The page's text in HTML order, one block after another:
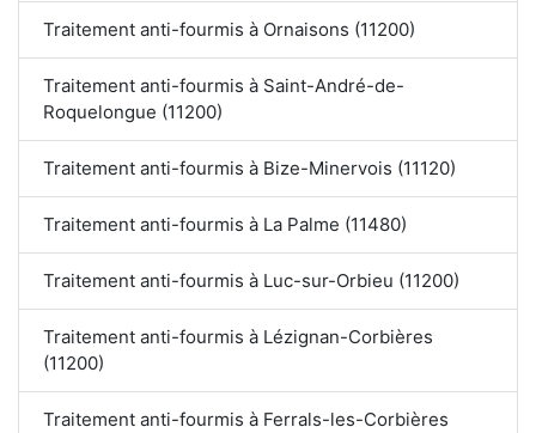
Traitement anti-fourmis à Ornaisons (11200)
Traitement anti-fourmis à Saint-André-de-
Roquelongue (11200)
Traitement anti-fourmis à Bize-Minervois (11120)
Traitement anti-fourmis à La Palme (11480)
Traitement anti-fourmis à Luc-sur-Orbieu (11200)
Traitement anti-fourmis à Lézignan-Corbières
(11200)
Traitement anti-fourmis à Ferrals-les-Corbières